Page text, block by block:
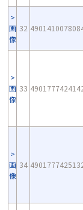
画
像
32
画
像
33
画
像
34